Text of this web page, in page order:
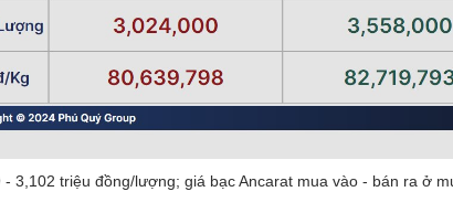
3,102 triệu đồng/lượng; giá bạcAncarat mua vào - bán ra ở